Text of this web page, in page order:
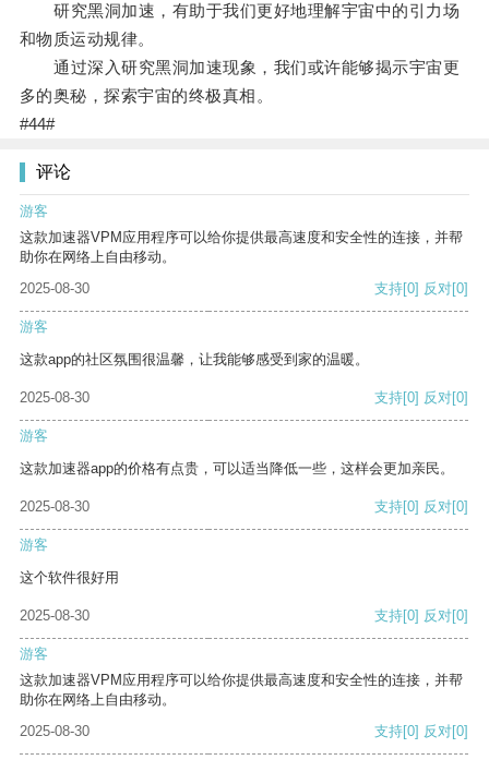
研究黑洞加速，有助于我们更好地理解宇宙中的引力场
和物质运动规律。
通过深入研究黑洞加速现象，我们或许能够揭示宇宙更
多的奥秘，探索宇宙的终极真相。
#44#
评论
游客
这款加速器VPM应用程序可以给你提供最高速度和安全性的连接，并帮
助你在网络上自由移动。
2025-08-30
支持[0] 反对[0]
游客
这款app的社区氛围很温馨，让我能够感受到家的温暖。
2025-08-30 支持[0] 反对[0]
游客
这款加速器app的价格有点贵，可以适当降低一些，这样会更加亲民。
2025-08-30 支持[0] 反对[0]
游客
这个软件很好用
2025-08-30 支持[0] 反对[0]
游客
这款加速器VPM应用程序可以给你提供最高速度和安全性的连接，并帮
助你在网络上自由移动。
2025-08-30
支持[0] 反对[0]